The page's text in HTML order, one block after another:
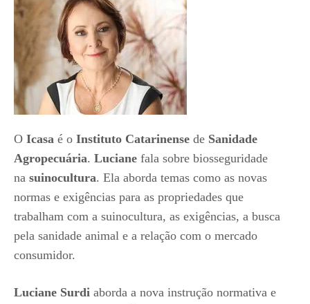
O Icasa é o Instituto Catarinense de Sanidade
Agropecuária. Luciane fala sobre biosseguridade
na suinocultura. Ela aborda temas como as novas
normas e exigências para as propriedades que
trabalham com a suinocultura, as exigências, a busca
pela sanidade animal e a relação com o mercado
consumidor.
Luciane Surdi aborda a nova instrução normativa e